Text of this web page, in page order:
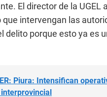
El director de la UGEL
que intervengan las
delito porque esto ya es
Piura: Intensifican